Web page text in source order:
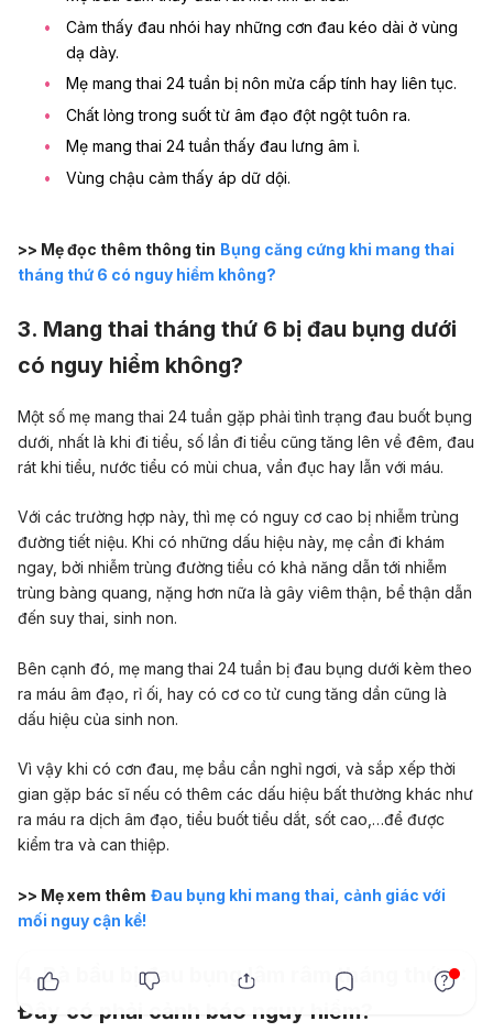
Cảm thấy đau nhói hay những cơn đau kéo dài ở vùng
dạ dày.
Mẹ mang thai 24 tuần bị nôn mửa cấp tính hay liên tục.
Chất lỏng trong suốt từ âm đạo đột ngột tuôn ra.
Mẹ mang thai 24 tuần thấy đau lưng âm ỉ.
Vùng chậu cảm thấy áp dữ dội.
>> Mẹ đọc thêm thông tin Bụng căng cứng khi mang thai
tháng thứ 6 có nguy hiểm không?
3. Mang thai tháng thứ 6 bị đau bụng dưới
có nguy hiểm không?
Một số mẹ mang thai 24 tuần gặp phải tình trạng đau buốt bụng
dưới, nhất là khi đi tiểu, số lần đi tiểu cũng tăng lên về đêm, đau
rát khi tiểu, nước tiểu có mùi chua, vẩn đục hay lẫn với máu.
Với các trường hợp này, thì mẹ có nguy cơ cao bị nhiễm trùng
đường tiết niệu. Khi có những dấu hiệu này, mẹ cần đi khám
ngay, bởi nhiễm trùng đường tiểu có khả năng dẫn tới nhiễm
trùng bàng quang, nặng hơn nữa là gây viêm thận, bể thận dẫn
đến suy thai, sinh non.
Bên cạnh đó, mẹ mang thai 24 tuần bị đau bụng dưới kèm theo
ra máu âm đạo, rỉ ối, hay có cơ co tử cung tăng dần cũng là
dấu hiệu của sinh non.
Vì vậy khi có cơn đau, mẹ bầu cần nghỉ ngơi, và sắp xếp thời
gian gặp bác sĩ nếu có thêm các dấu hiệu bất thường khác như
ra máu ra dịch âm đạo, tiểu buốt tiểu dắt, sốt cao,…để được
kiểm tra và can thiệp.
>> Mẹ xem thêm Đau bụng khi mang thai, cảnh giác với
mối nguy cận kề!
4. Bà bầu bị đau bụng lâm râm tháng thứ 6:
Đây có phải cảnh báo nguy hiểm?